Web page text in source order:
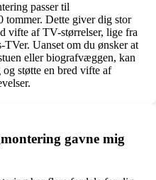
passer til
tommer. Dette giver dig stor
vifte af TV-størrelser, lige fra
Uanset om du ønsker at
eller biografvæggen, kan
støtte en bred vifte af
gavne mig